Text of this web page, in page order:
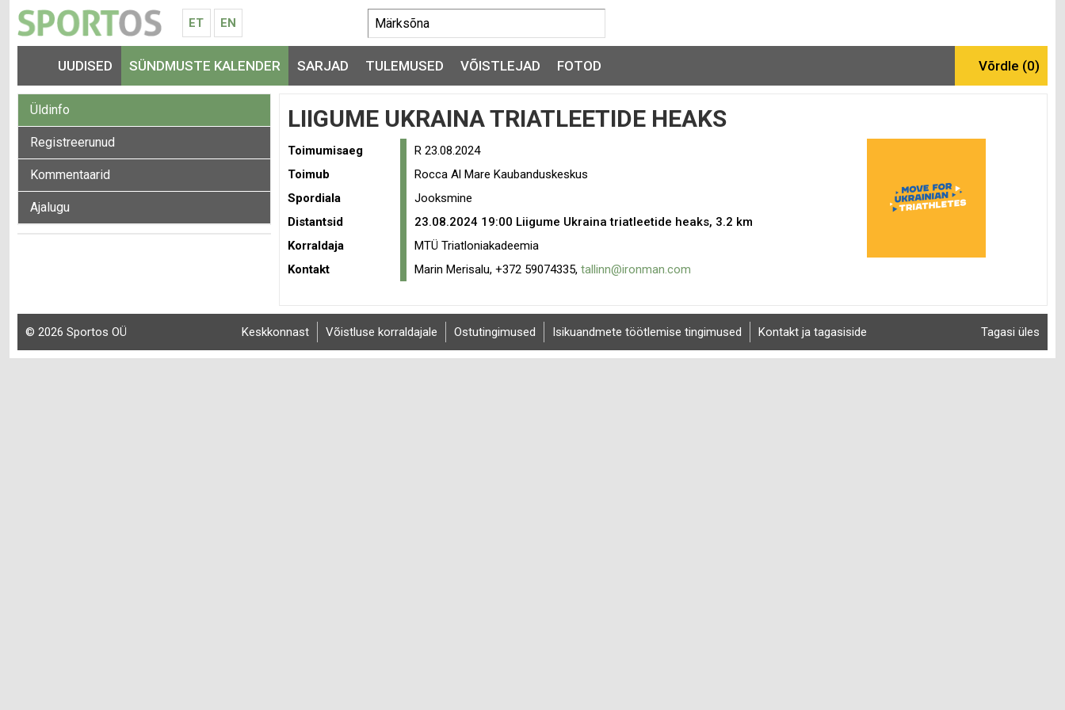
ET EN
UUDISED SÜNDMUSTE KALENDER SARJAD TULEMUSED VÕISTLEJAD FOTOD
Üldinfo
Registreerunud
Kommentaarid
Ajalugu
LIIGUME UKRAINA TRIATLEETIDE HEAKS
Toimumisaeg
R 23.08.2024
Toimub
Rocca Al Mare Kaubanduskeskus
Spordiala
Jooksmine
Distantsid
23.08.2024 19:00 Liigume Ukraina triatleetide heaks, 3.2 km
Korraldaja
MTÜ Triatloniakadeemia
Kontakt
Marin Merisalu, +372 59074335,tallinn@ironman.com
© 2026 Sportos OÜ Keskkonnast Võistluse korraldajale Ostutingimused Isikuandmete töötlemise tingimused Kontakt ja tagasiside Tagasi üles